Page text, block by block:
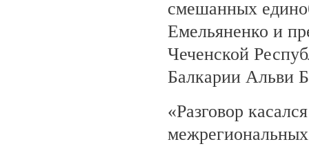
смешанных
Емельяненко и
Чеченской
Балкарии Альви
«Разговор